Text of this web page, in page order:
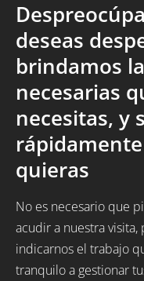
deseas
brindamos
necesarias
necesitas, y
quieras
No es necesario que
acudir a nuestra
indicarnos el trabajo
tranquilo a gestionar